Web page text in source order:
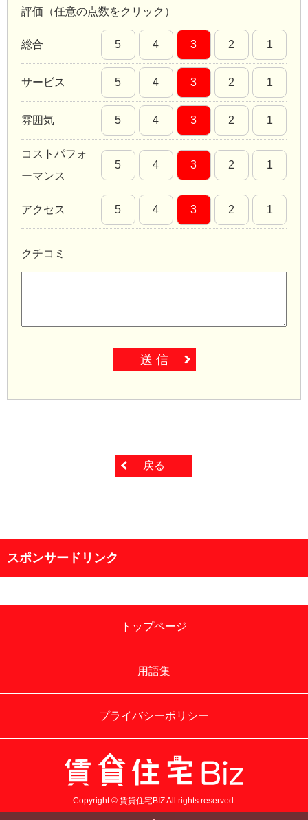
評価（任意の点数をクリック）
総合 5 4 3 2 1
サービス 5 4 3 2 1
雰囲気 5 4 3 2 1
コストパフォ
ーマンス
5 4 3 2 1
アクセス 5 4 3 2 1
クチコミ
送 信
戻る
スポンサードリンク
トップページ
用語集
プライバシーポリシー
Copyright © 賃貸住宅BIZ All rights reserved.